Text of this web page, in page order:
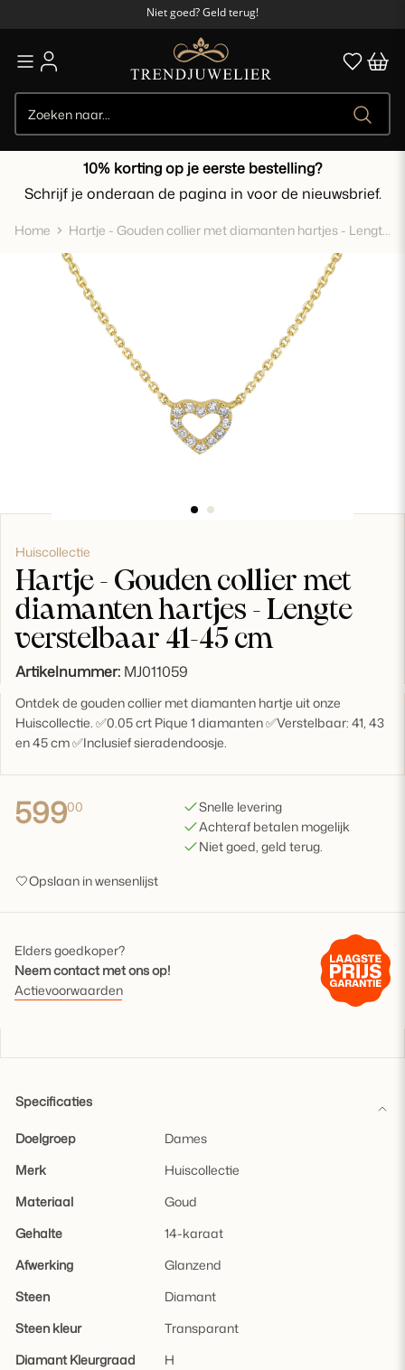
Niet goed? Geld terug!
95% beveelt ons aan
Gratis verzending vanaf €50,-
Niet goed? Geld terug!
10% korting op je eerste bestelling?
Schrijf je onderaan de pagina in voor de nieuwsbrief.
Home
Hartje - Gouden collier met diamanten hartjes - Lengte
Huiscollectie
Hartje - Gouden collier met
diamanten hartjes - Lengte
verstelbaar 41-45 cm
Artikelnummer: MJ011059
Ontdek de gouden collier met diamanten hartje uit onze
Huiscollectie. ✅0.05 crt Pique 1 diamanten ✅Verstelbaar: 41, 43
en 45 cm ✅Inclusief sieradendoosje.
59900
Snelle levering
Achteraf betalen mogelijk
Niet goed, geld terug.
Opslaan in wensenlijst
Elders goedkoper?
Neem contact met ons op!
Actievoorwaarden
Specificaties
Doelgroep
Dames
Merk
Huiscollectie
Materiaal
Goud
Gehalte
14-karaat
Afwerking
Glanzend
Steen
Diamant
Steen kleur
Transparant
Diamant Kleurgraad
H